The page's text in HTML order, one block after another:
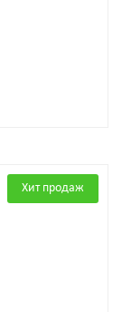
Хит продаж